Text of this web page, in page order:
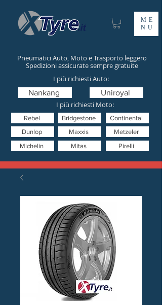
ME
NU
Pneumatici Auto, Moto e Trasporto leggero
Spedizioni assicurate sempre gratuite
I più richiesti Moto:
Mitas
Nankang
Pirelli
Uniroyal
Metzeler
Dunlop
Bridgestone Continental
Michelin
Rebel
I più richiesti Auto:
Maxxis